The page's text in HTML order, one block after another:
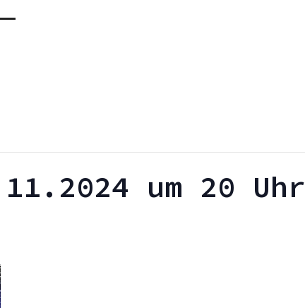
um 20 Uhr